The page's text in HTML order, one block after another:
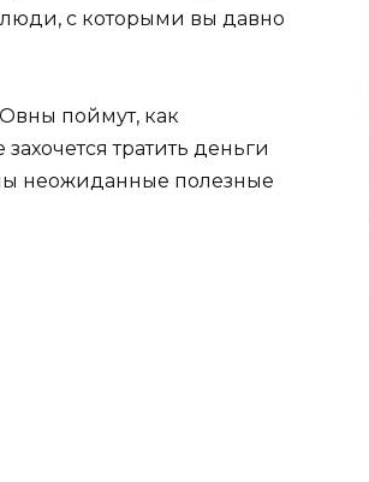
с которыми вы давно
поймут, как
тратить деньги
неожиданные полезные